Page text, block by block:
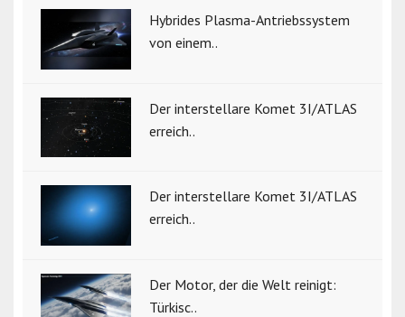
Hybrides Plasma-Antriebssystem
von einem..
Der interstellare Komet 3I/ATLAS
erreich..
Der interstellare Komet 3I/ATLAS
erreich..
Der Motor, der die Welt reinigt:
Türkisc..